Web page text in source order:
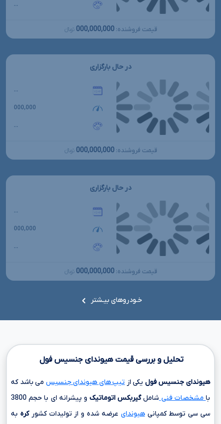
...
قیمت فروشنده: 000,000,000 تومانءءء
در حال بارگزاری
...
000,000
...
قیمت فروشنده: 000,000,000 تومانءءء
در حال بارگزاری
...
000,000
...
قیمت فروشنده: 000,000,000 تومانءءء
خـودروهای بیـشتر
تحلیل و بررسی قیمت هیوندای جنسیس فول
هیوندای جنسیس فول یکی از تیپ های هیوندای جنسیس می باشد که
بامشخصات فنی شاملگیربکس اتوماتیک و پیشرانه ای با حجم 3800
سی سیتوسط کمپانیهیوندای عرضه شده و از تولیدات کشورکره به